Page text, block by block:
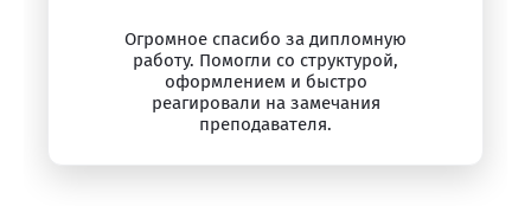
Огромное спасибо за дипломную
работу. Помогли со структурой,
оформлением и быстро
реагировали на замечания
преподавателя.